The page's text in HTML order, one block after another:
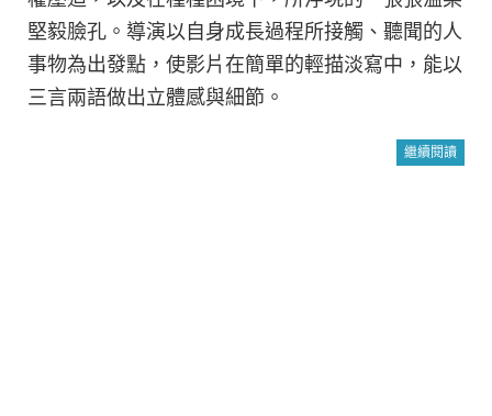
堅毅臉孔。導演以自身成長過程所接觸、聽聞的人
事物為出發點，使影片在簡單的輕描淡寫中，能以
三言兩語做出立體感與細節。
繼續閱讀